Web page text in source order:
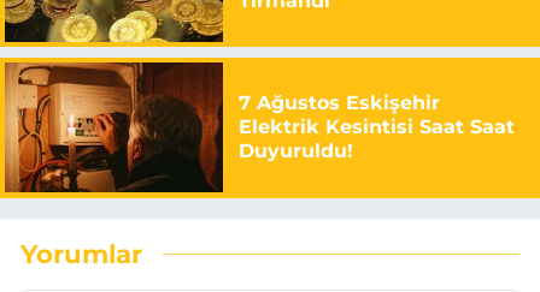
7 Ağustos Eskişehir
Elektrik Kesintisi Saat Saat
Duyuruldu!
Yorumlar